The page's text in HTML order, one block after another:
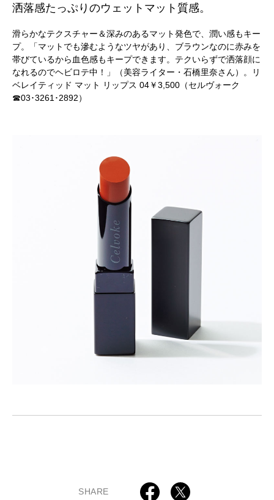
洒落感たっぷりのウェットマット質感。
滑らかなテクスチャー＆深みのあるマット発色で、潤い感もキー
プ。「マットでも滲むようなツヤがあり、ブラウンなのに赤みを
帯びているから血色感もキープできます。テクいらずで洒落顔に
なれるのでヘビロテ中！」（美容ライター・石橋里奈さん）。リ
ベレイティッド マット リップス 04￥3,500（セルヴォーク
☎03･3261･2892）
SHARE